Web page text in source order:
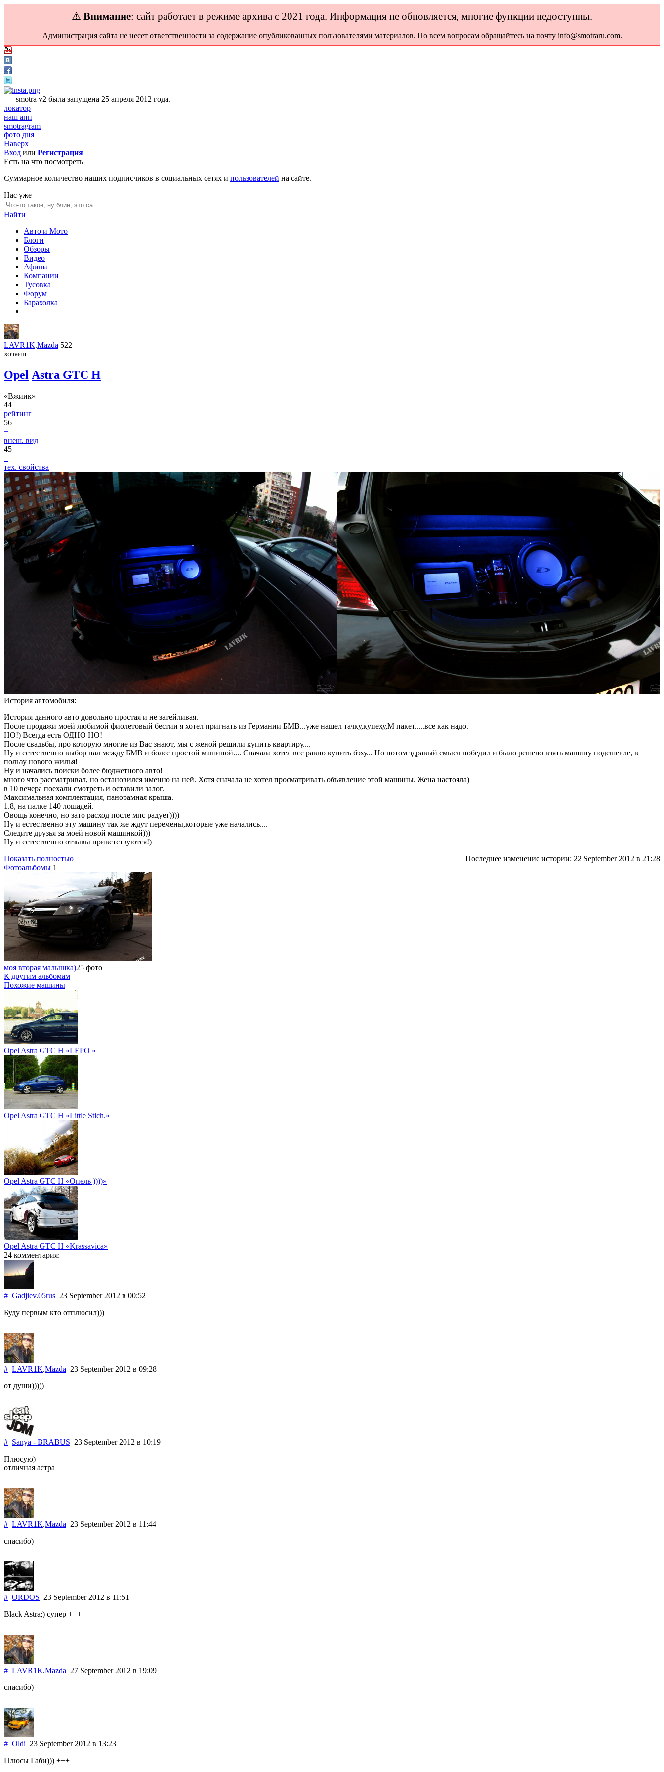
⚠️ Внимание: сайт работает в режиме архива с 2021 года. Информация не обновляется, многие функции недоступны.
Администрация сайта не несет ответственности за содержание опубликованных пользователями материалов. По всем вопросам обращайтесь на почту info@smotraru.com.
— smotra v2 была запущена 25 апреля 2012 года.
локатор
наш апп
smotragram
фото дня
Наверх
Вход или Регистрация
Есть на что посмотреть
Суммарное количество наших подписчиков в социальных сетях и пользователей на сайте.
Нас уже
Найти
Авто и Мото
Блоги
Обзоры
Видео
Афиша
Компании
Тусовка
Форум
Барахолка
LAVR1K.Mazda 522
хозяин
Opel Astra GTC H
«Вжиик»
44
рейтинг
56
+
внеш. вид
45
+
тех. свойства
История автомобиля:
История данного авто довольно простая и не затейливая.
После продажи моей любимой фиолетовый бестии я хотел пригнать из Германии БМВ...уже нашел тачку,купеху,М пакет.....все как надо.
НО!) Всегда есть ОДНО НО!
После свадьбы, про которую многие из Вас знают, мы с женой решили купить квартиру....
Ну и естественно выбор пал между БМВ и более простой машиной.... Сначала хотел все равно купить бэху... Но потом здравый смысл победил и было решено взять машину подешевле, в
пользу нового жилья!
Ну и начались поиски более бюджетного авто!
много что рассматривал, но остановился именно на ней. Хотя сначала не хотел просматривать объявление этой машины. Жена настояла)
в 10 вечера поехали смотреть и оставили залог.
Максимальная комплектация, панорамная крыша.
1.8, на палке 140 лошадей.
Овощь конечно, но зато расход после мпс радует))))
Ну и естественно эту машину так же ждут перемены,которые уже начались....
Следите друзья за моей новой машинкой)))
Ну и естественно отзывы приветствуются!)
Последнее изменение истории: 22 September 2012 в 21:28
Показать полностью
Фотоальбомы 1
моя вторая малышка)25 фото
К другим альбомам
Похожие машины
Opel Astra GTC H «LEPO »
Opel Astra GTC H «Little Stich.»
Opel Astra GTC H «Опель ))))»
Opel Astra GTC H «Krassavica»
24 комментария:
# Gadjiev.05rus 23 September 2012 в 00:52
Буду первым кто отплюсил)))
# LAVR1K.Mazda 23 September 2012 в 09:28
от души)))))
# Sanya - BRABUS 23 September 2012 в 10:19
Плюсую)
отличная астра
# LAVR1K.Mazda 23 September 2012 в 11:44
спасибо)
# ORDOS 23 September 2012 в 11:51
Black Astra;) супер +++
# LAVR1K.Mazda 27 September 2012 в 19:09
спасибо)
# Oldi 23 September 2012 в 13:23
Плюсы Габи))) +++